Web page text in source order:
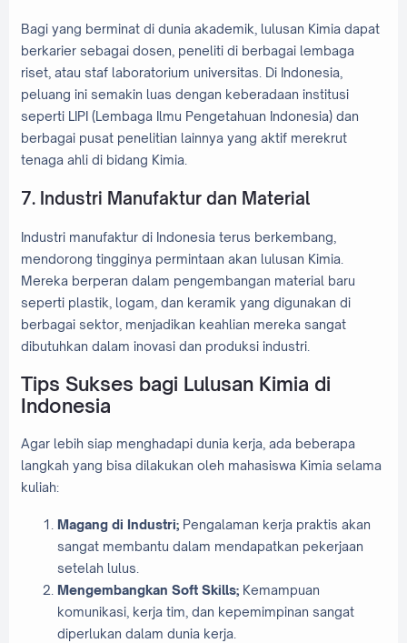
Bagi yang berminat di dunia akademik, lulusan Kimia dapat
berkarier sebagai dosen, peneliti di berbagai lembaga
riset, atau staf laboratorium universitas. Di Indonesia,
peluang ini semakin luas dengan keberadaan institusi
seperti LIPI (Lembaga Ilmu Pengetahuan Indonesia) dan
berbagai pusat penelitian lainnya yang aktif merekrut
tenaga ahli di bidang Kimia.
7. Industri Manufaktur dan Material
Industri manufaktur di Indonesia terus berkembang,
mendorong tingginya permintaan akan lulusan Kimia.
Mereka berperan dalam pengembangan material baru
seperti plastik, logam, dan keramik yang digunakan di
berbagai sektor, menjadikan keahlian mereka sangat
dibutuhkan dalam inovasi dan produksi industri.
Tips Sukses bagi Lulusan Kimia di
Indonesia
Agar lebih siap menghadapi dunia kerja, ada beberapa
langkah yang bisa dilakukan oleh mahasiswa Kimia selama
kuliah:
Magang di Industri; Pengalaman kerja praktis akan
sangat membantu dalam mendapatkan pekerjaan
setelah lulus.
Mengembangkan Soft Skills; Kemampuan
komunikasi, kerja tim, dan kepemimpinan sangat
diperlukan dalam dunia kerja.